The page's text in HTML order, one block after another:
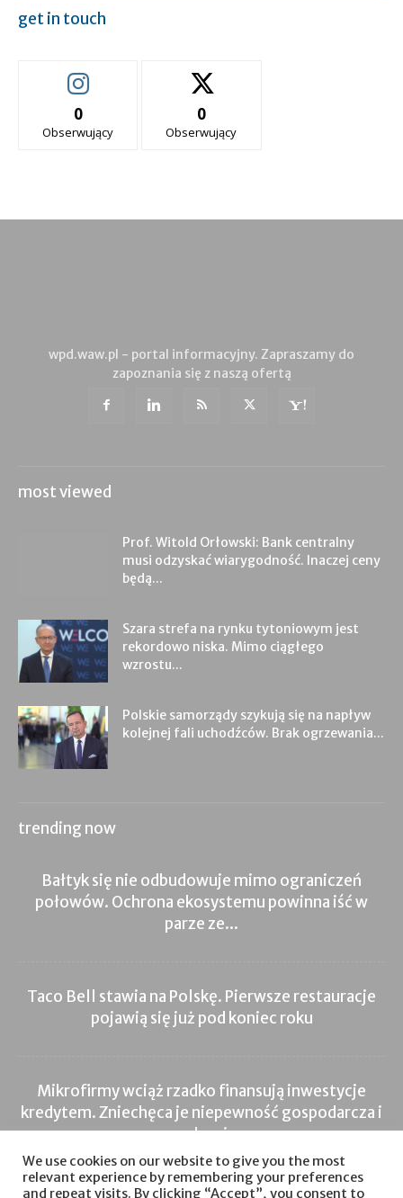
get in touch
0
Obserwujący
0
Obserwujący
wpd.waw.pl - portal informacyjny. Zapraszamy do
zapoznania się z naszą ofertą
most viewed
Prof. Witold Orłowski: Bank centralny
musi odzyskać wiarygodność. Inaczej ceny
będą...
Szara strefa na rynku tytoniowym jest
rekordowo niska. Mimo ciągłego
wzrostu...
Polskie samorządy szykują się na napływ
kolejnej fali uchodźców. Brak ogrzewania...
trending now
Bałtyk się nie odbudowuje mimo ograniczeń
połowów. Ochrona ekosystemu powinna iść w
parze ze...
Taco Bell stawia na Polskę. Pierwsze restauracje
pojawią się już pod koniec roku
Mikrofirmy wciąż rzadko finansują inwestycje
kredytem. Zniechęca je niepewność gospodarcza i
regulacyjna
We use cookies on our website to give you the most
relevant experience by remembering your preferences
and repeat visits. By clicking “Accept”, you consent to